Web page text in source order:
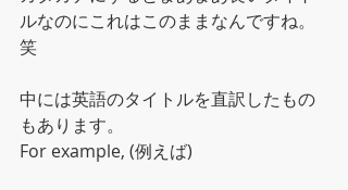
ルなのにこれはこのままなんですね。
笑
中には英語のタイトルを直訳したもの
もあります。
For example, (例えば)